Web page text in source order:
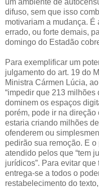
difuso, sem que isso
motivariam a mudança.
errado, ou forte demais,
domingo do Estadão
Para exemplificar um
julgamento do art. 19 do
Ministra Cármen Lúcia,
“impedir que 213
dominem os espaços
porém, pode ir na direção
estaria criando milhões
ofenderem ou
pedirão sua remoção. E
atendido pelos que “tem
jurídicos”. Para evitar
entrega-se a todos o
restabelecimento do